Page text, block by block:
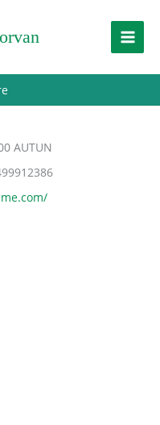
AUTUN